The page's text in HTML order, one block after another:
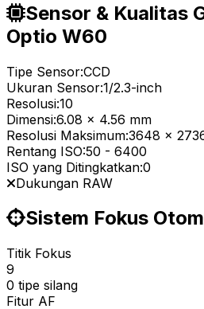
Sensor & Kualitas
Optio W60
Tipe Sensor:CCD
Ukuran Sensor:1/2.3-inch
Resolusi:10
Dimensi:6.08 x 4.56 mm
Resolusi Maksimum:3648 x
Rentang ISO:50 - 6400
ISO yang Ditingkatkan:0
Dukungan RAW
Sistem Fokus
Titik Fokus
9
0 tipe silang
Fitur AF